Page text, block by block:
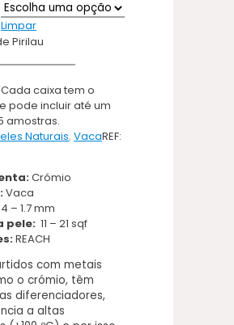
Limpar
Pirilau
caixa tem o
pode incluir até um
amostras.
Naturais, VacaREF:
Crómio
Vaca
– 1.7 mm
pele: 11 – 21 sqf
REACH
com metais
o crómio, têm
diferenciadores,
a altas